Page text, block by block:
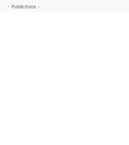
- Publicitate -